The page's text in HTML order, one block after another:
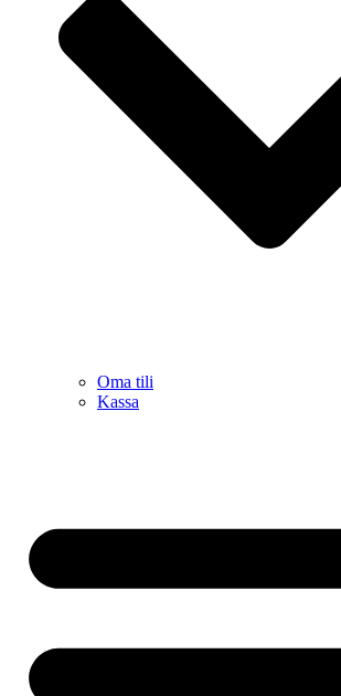
Oma tili
Kassa